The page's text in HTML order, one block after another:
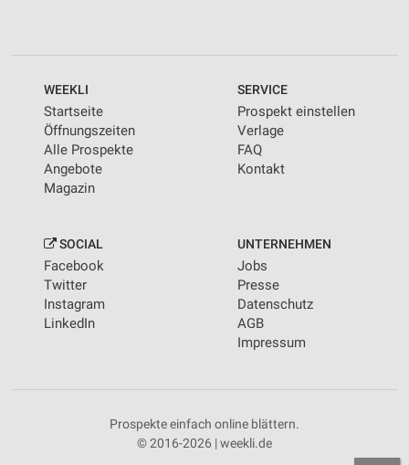
WEEKLI
Startseite
Öffnungszeiten
Alle Prospekte
Angebote
Magazin
SERVICE
Prospekt einstellen
Verlage
FAQ
Kontakt
SOCIAL
Facebook
Twitter
Instagram
LinkedIn
UNTERNEHMEN
Jobs
Presse
Datenschutz
AGB
Impressum
Prospekte einfach online blättern.
© 2016-2026 | weekli.de